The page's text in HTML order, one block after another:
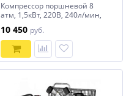
Компрессор поршневой 8
атм, 1,5кВт, 220В, 240л/мин,
СОРОКИН
10 450 руб.